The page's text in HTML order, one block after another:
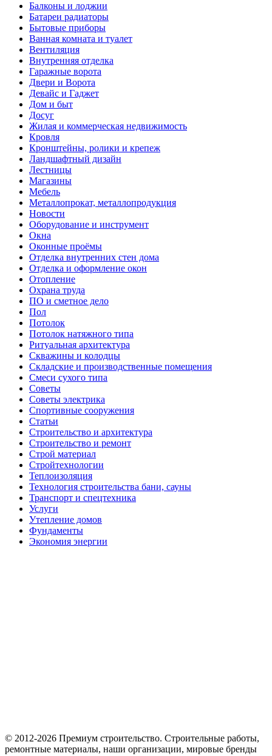
Балконы и лоджии
Батареи радиаторы‎
Бытовые приборы
Ванная комната и туалет
Вентиляция
Внутренняя отделка
Гаражные ворота
Двери и Ворота
Девайс и Гаджет
Дом и быт
Досуг
Жилая и коммерческая недвижимость
Кровля
Кронштейны, ролики и крепеж
Ландшафтный дизайн
Лестницы
Магазины
Мебель
Металлопрокат, металлопродукция
Новости
Оборудование и инструмент
Окна
Оконные проёмы
Отделка внутренних стен дома
Отделка и оформление окон
Отопление
Охрана труда
ПО и сметное дело
Пол
Потолок
Потолок натяжного типа
Ритуальная архитектура
Скважины и колодцы
Складские и производственные помещения
Смеси сухого типа
Советы
Советы электрика
Спортивные сооружения
Статьи
Строительство и архитектура
Строительство и ремонт
Строй материал
Стройтехнологии
Теплоизоляция
Технология строительства бани, сауны
Транспорт и спецтехника
Услуги
Утепление домов
Фундаменты
Экономия энергии
© 2012-2026 Премиум cтроительство. Cтроительные работы,
ремонтные материалы, наши организации, мировые бренды